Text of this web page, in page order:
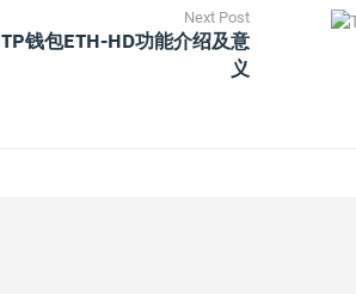
Next Post
TP钱包ETH-HD功能介绍及意
义